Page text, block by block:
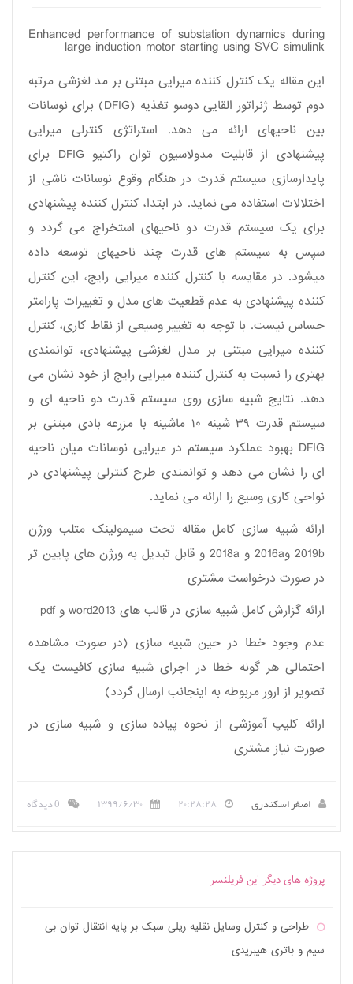
Enhanced performance of substation dynamics during
large induction motor starting using SVC simulink
این مقاله یک کنترل کننده میرایی مبتنی بر مد لغزشی مرتبه
دوم توسط ژنراتور القایی دوسو تغذیه (DFIG) برای نوسانات
بین ناحیه­ای ارائه می دهد. استراتژی کنترلی میرایی
پیشنهادی از قابلیت مدولاسیون توان راکتیو DFIG برای
پایدارسازی سیستم قدرت در هنگام وقوع نوسانات ناشی از
اختلالات استفاده می نماید. در ابتدا، کنترل کننده پیشنهادی
برای یک سیستم قدرت دو ناحیه­ای استخراج می گردد و
سپس به سیستم های قدرت چند ناحیه­ای توسعه داده
میشود. در مقایسه با کنترل کننده میرایی رایج، این کنترل
کننده پیشنهادی به عدم قطعیت های مدل و تغییرات پارامتر
حساس نیست. با توجه به تغییر وسیعی از نقاط کاری، کنترل
کننده میرایی مبتنی بر مدل لغزشی پیشنهادی، توانمندی
بهتری را نسبت به کنترل کننده میرایی رایج از خود نشان می
دهد. نتایج شبیه سازی روی سیستم قدرت دو ناحیه ای و
سیستم قدرت ۳۹ شینه ۱۰ ماشینه با مزرعه بادی مبتنی بر
DFIG بهبود عملکرد سیستم در میرایی نوسانات میان ناحیه
ای را نشان می دهد و توانمندی طرح کنترلی پیشنهادی در
نواحی کاری وسیع را ارائه می نماید.
ارائه شبیه سازی کامل مقاله تحت سیمولینک متلب ورژن
2019b و2016a و 2018a و قابل تبدیل به ورژن های پایین تر
در صورت درخواست مشتری
ارائه گزارش کامل شبیه سازی در قالب های word2013 و pdf
عدم وجود خطا در حین شبیه سازی (در صورت مشاهده
احتمالی هر گونه خطا در اجرای شبیه سازی کافیست یک
تصویر از ارور مربوطه به اینجانب ارسال گردد)
ارائه کلیپ آموزشی از نحوه پیاده سازی و شبیه سازی در
صورت نیاز مشتری
اصغر اسکندری ۲۰:۲۸:۲۸ ۱۳۹۹/۶/۳۰ 0 دیدگاه
پروژه های دیگر این فریلنسر
طراحی و کنترل وسایل نقلیه ریلی سبک بر پایه انتقال توان بی
سیم و باتری هیبریدی